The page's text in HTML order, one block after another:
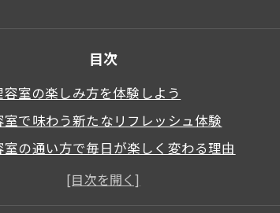
目次
室の楽しみ方を体験しよう
室で味わう新たなリフレッシュ体験
室の通い方で毎日が楽しく変わる理由
室選びが日々の楽しみにつながるコツ
室で自分だけの特別な時間を過ごす方法